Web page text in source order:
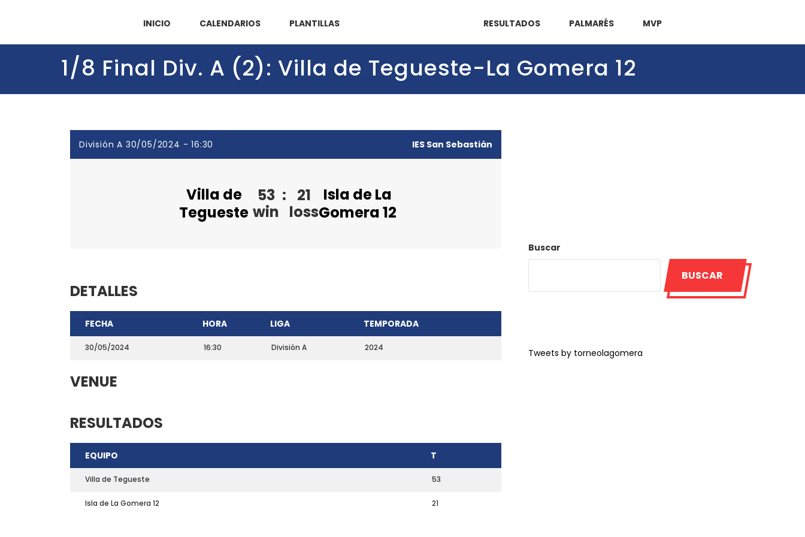
INICIO CALENDARIOS PLANTILLAS RESULTADOS PALMARÉS MVP
1/8 Final Div. A (2): Villa de Tegueste-La Gomera 12
División A 30/05/2024 - 16:30 IES San Sebastián
Villa de
Tegueste
53
win
:
21
loss
Isla de La
Gomera 12
DETALLES
FECHA HORA LIGA TEMPORADA
30/05/2024 16:30 División A 2024
VENUE
RESULTADOS
EQUIPO T
Villa de Tegueste 53
Isla de La Gomera 12 21
Buscar
BUSCAR
Tweets by torneolagomera
Teléfono: 661703772
Email:direccion@marchadeportiva.com
San Sebastián de La Gomera